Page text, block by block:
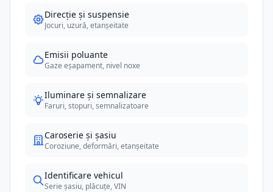
Direcție și suspensie
Jocuri, uzură, etanșeitate
Emisii poluante
Gaze eșapament, nivel noxe
Iluminare și semnalizare
Faruri, stopuri, semnalizatoare
Caroserie și șasiu
Coroziune, deformări, etanșeitate
Identificare vehicul
Serie șasiu, plăcuțe, VIN